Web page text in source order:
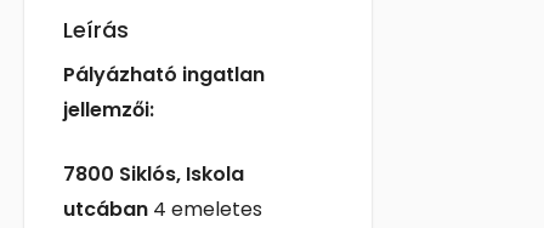
Leírás
Pályázható ingatlan
jellemzői:
7800 Siklós, Iskola
utcában 4 emeletes